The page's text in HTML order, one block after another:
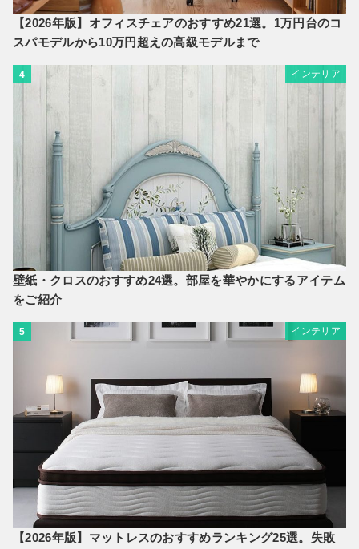
【2026年版】オフィスチェアのおすすめ21選。1万円台のコ
スパモデルから10万円超えの高級モデルまで
4 インテリア
壁紙・クロスのおすすめ24選。部屋を華やかにするアイテム
をご紹介
5 インテリア
【2026年版】マットレスのおすすめランキング25選。失敗